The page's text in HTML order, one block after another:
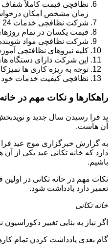
زمان مشخص امکان
شرکت نظافچی خدمات 24 ساعته به مشتریان ارائه می دهد؛ یعنی نیازی نیست برای تمیز کردن منزل یا شرکت حتماً در ساعت کاری درخواست نظافتچی بدهید.
قیمت یکسان در تمام
شرکت نظافچی مواد
کلیه نیروهای نظافتچی
این شرکت دارای دستگاه
توجه به ریزه کاری ها
نظافچی کیفیت خدمات خود
راهکارها و نکات مهم در
ید فرا رسیدن سال جدید و
آن هاست.
به گزارش خبرگزاری موج عید
دارد که خانه تکانی عید یکی از
باشیم.
نکات مهم در خانه تکانی در اولین
تعمیر دارد یادداشت شود.
خانه تکانی
اگر نیاز به بنایی تغییر
گام بعدی یادداشت کردن تمام